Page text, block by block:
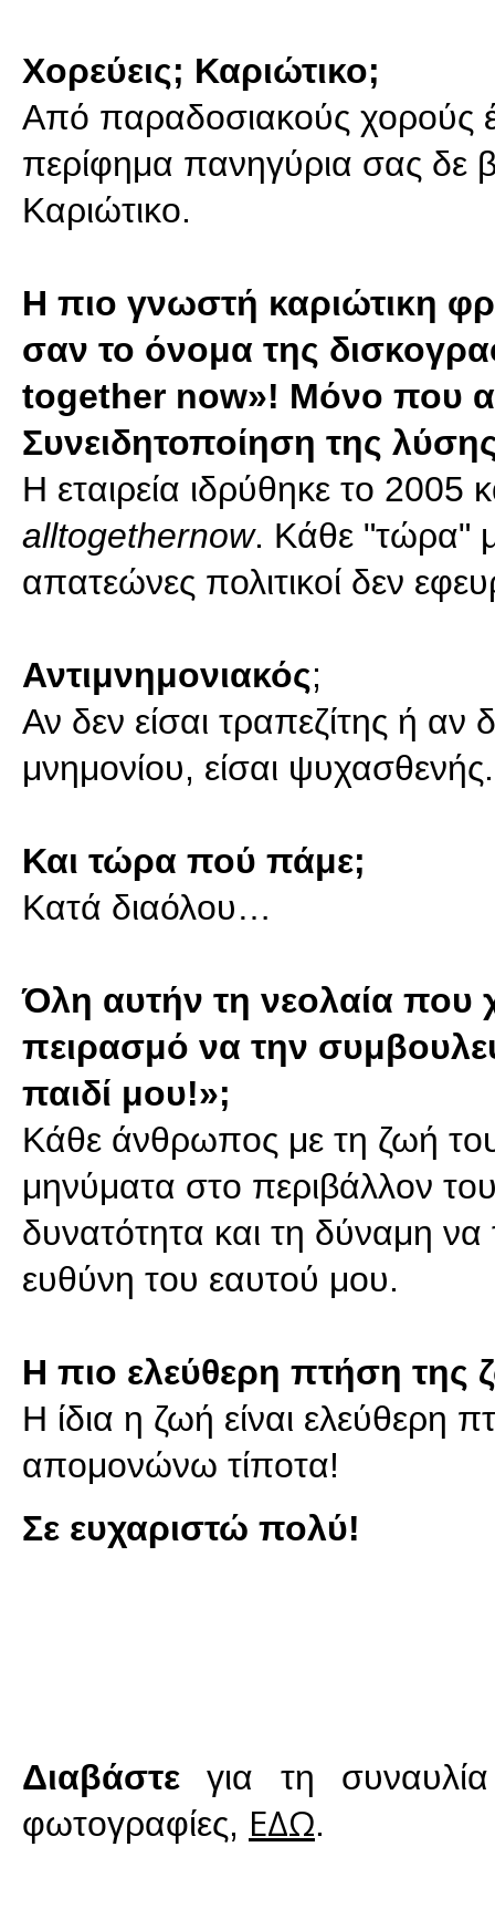
Χορεύεις; Καριώτικο;
Από παραδοσιακούς χορούς
περίφημα πανηγύρια σας δε
Καριώτικο.
Η πιο γνωστή καριώτικη
σαν το όνομα της
together now»! Μόνο που
Συνειδητοποίηση της
Η εταιρεία ιδρύθηκε το 2005
alltogethernow. Κάθε "τώρα"
απατεώνες πολιτικοί δεν
Αντιμνημονιακός;
Αν δεν είσαι τραπεζίτης ή αν
μνημονίου, είσαι
Και τώρα πού πάμε;
Κατά διαόλου…
Όλη αυτήν τη νεολαία που
πειρασμό να την
παιδί μου!»;
Κάθε άνθρωπος με τη ζωή
μηνύματα στο περιβάλλον του,
δυνατότητα και τη δύναμη
ευθύνη του εαυτού μου.
Η πιο ελεύθερη πτήση της
Η ίδια η ζωή είναι ελεύθερη
απομονώνω τίποτα!
Σε ευχαριστώ πολύ!
Διαβάστε για τη
φωτογραφίες, ΕΔΩ.